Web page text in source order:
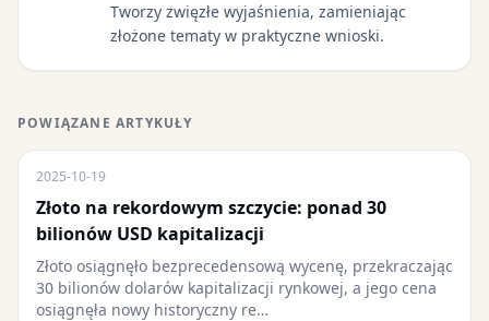
Tworzy zwięzłe wyjaśnienia, zamieniając
złożone tematy w praktyczne wnioski.
POWIĄZANE ARTYKUŁY
2025-10-19
Złoto na rekordowym szczycie: ponad 30
bilionów USD kapitalizacji
Złoto osiągnęło bezprecedensową wycenę, przekraczając
30 bilionów dolarów kapitalizacji rynkowej, a jego cena
osiągnęła nowy historyczny re…